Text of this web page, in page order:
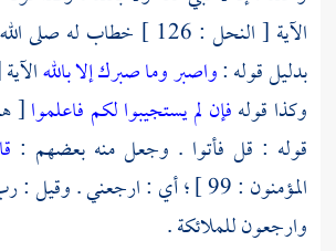
الآية [ النحل : 126 ] خطاب
بدليل قوله :واصبر وما صبرك إلا بالله
وكذا قولهفإن لم يستجيبوا لكم فاعلموا
قوله : قل فأتوا . وجعل منه بعضهم :
المؤمنون : 99 ] ؛ أي : ارجعني .
وارجعون للملائكة .